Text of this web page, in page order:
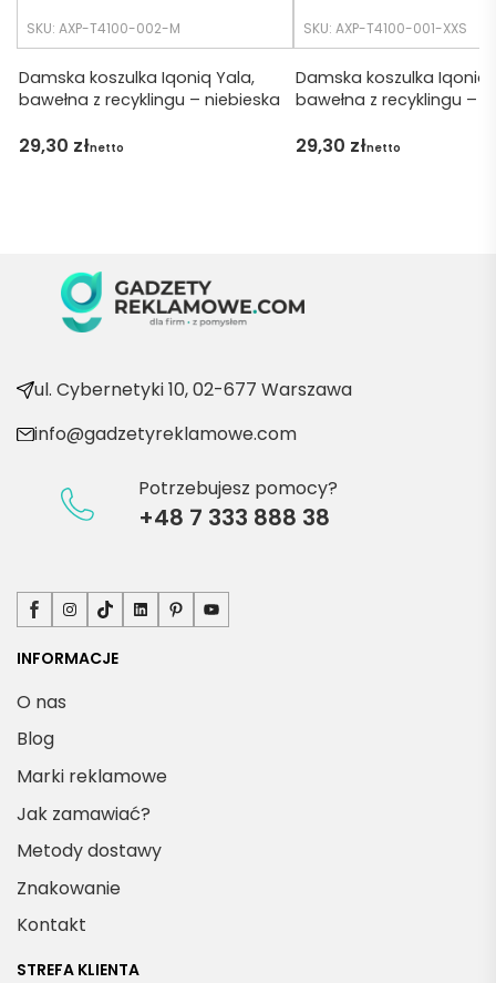
Dzięku
ję za
obsłu
pani
kty
SKU: AXP-T4100-002-M
Damska koszulka Iqoniq Yala,
bawełna z recyklingu – niebieska
29,30 złnetto
SKU: AXP-T4100-001-XXS
Damska koszulka Iqoniq
bawełna z recyklingu –
29,30 złnetto
ul. Cybernetyki 10, 02-677 Warszawa
info@gadzetyreklamowe.com
Potrzebujesz pomocy?
+48 7 333 888 38
Facebook
Instagram
TikTokLinkedInPinterestYouTube
INFORMACJE
O nas
Blog
Marki reklamowe
Jak zamawiać?
Metody dostawy
Znakowanie
Kontakt
STREFA KLIENTA